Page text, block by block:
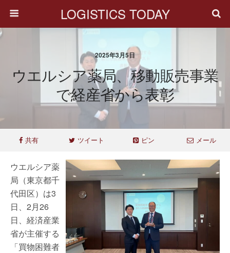
LOGISTICS TODAY
2025年3月5日
ウエルシア薬局、移動販売事業
で経産省から表彰
共有 ツイート ピン メール
ウエルシア薬
局（東京都千
代田区）は3
日、2月26
日、経済産業
省が主催する
「買物困難者